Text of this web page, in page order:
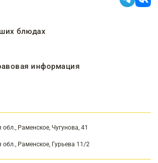
блюдах
информация
Раменское, Чугунова, 41
Раменское, Гурьева 11/2